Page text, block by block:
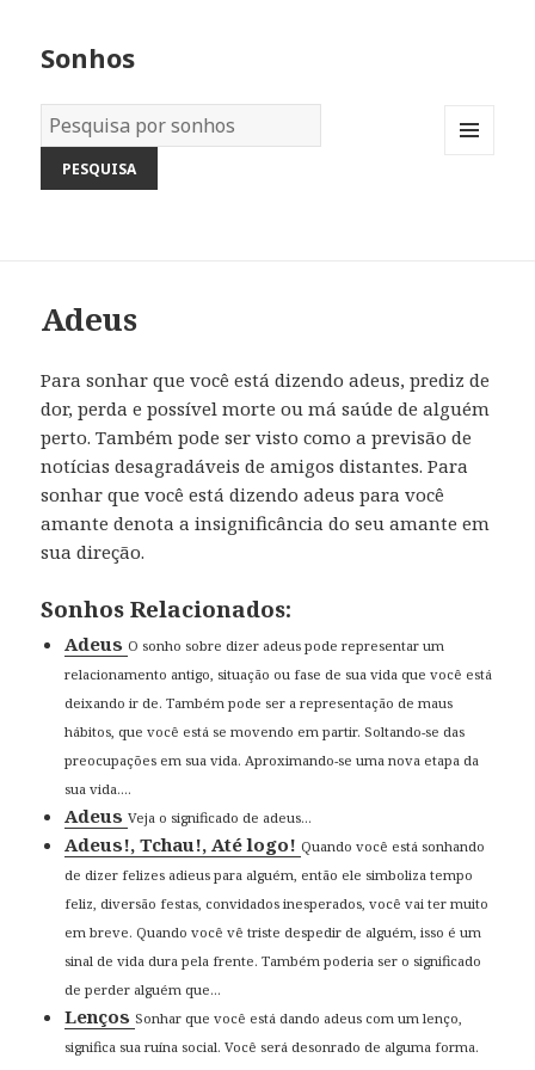
Sonhos
Dicionário
dos
Sonhos:
Adeus
Para sonhar que você está dizendo adeus, prediz de
dor, perda e possível morte ou má saúde de alguém
perto. Também pode ser visto como a previsão de
notícias desagradáveis de amigos distantes. Para
sonhar que você está dizendo adeus para você
amante denota a insignificância do seu amante em
sua direção.
Sonhos Relacionados:
Adeus O sonho sobre dizer adeus pode representar um
relacionamento antigo, situação ou fase de sua vida que você está
deixando ir de. Também pode ser a representação de maus
hábitos, que você está se movendo em partir. Soltando-se das
preocupações em sua vida. Aproximando-se uma nova etapa da
sua vida....
AdeusVeja o significado de adeus...
Adeus!, Tchau!, Até logo!Quando você está sonhando
de dizer felizes adieus para alguém, então ele simboliza tempo
feliz, diversão festas, convidados inesperados, você vai ter muito
em breve. Quando você vê triste despedir de alguém, isso é um
sinal de vida dura pela frente. Também poderia ser o significado
de perder alguém que...
LençosSonhar que você está dando adeus com um lenço,
significa sua ruína social. Você será desonrado de alguma forma.